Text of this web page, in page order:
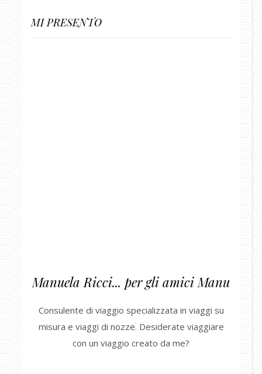
MI PRESENTO
Manuela Ricci... per gli amici Manu
Consulente di viaggio specializzata in viaggi su
misura e viaggi di nozze. Desiderate viaggiare
con un viaggio creato da me?